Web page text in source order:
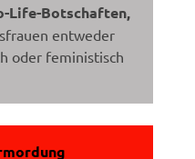
Life-Botschaften,
entweder
oder feministisch